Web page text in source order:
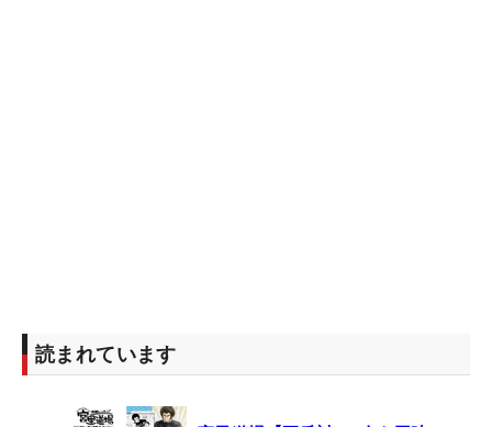
読まれています